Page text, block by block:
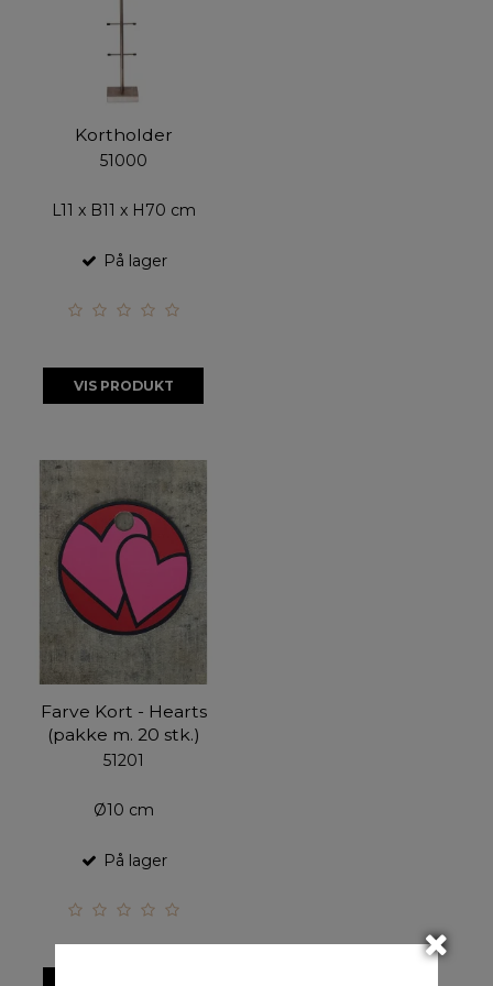
Kortholder
51000
L11 x B11 x H70 cm
På lager
VIS PRODUKT
Farve Kort - Hearts
(pakke m. 20 stk.)
51201
Ø10 cm
På lager